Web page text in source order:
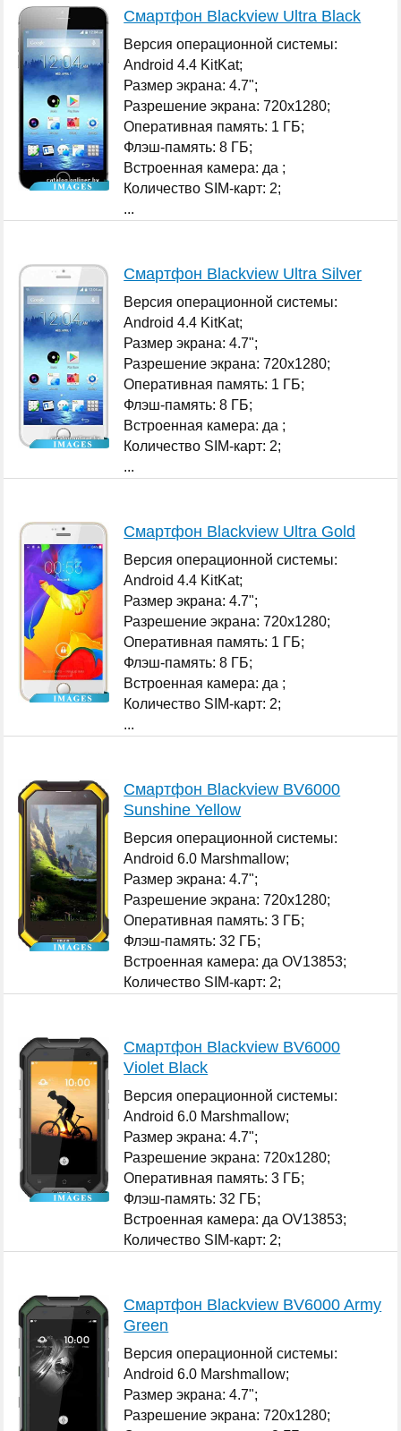
Смартфон Blackview Ultra Black
Версия операционной системы:
Android 4.4 KitKat;
Размер экрана: 4.7";
Разрешение экрана: 720x1280;
Оперативная память: 1 ГБ;
Флэш-память: 8 ГБ;
Встроенная камера: да ;
Количество SIM-карт: 2;
...
Смартфон Blackview Ultra Silver
Версия операционной системы:
Android 4.4 KitKat;
Размер экрана: 4.7";
Разрешение экрана: 720x1280;
Оперативная память: 1 ГБ;
Флэш-память: 8 ГБ;
Встроенная камера: да ;
Количество SIM-карт: 2;
...
Смартфон Blackview Ultra Gold
Версия операционной системы:
Android 4.4 KitKat;
Размер экрана: 4.7";
Разрешение экрана: 720x1280;
Оперативная память: 1 ГБ;
Флэш-память: 8 ГБ;
Встроенная камера: да ;
Количество SIM-карт: 2;
...
Смартфон Blackview BV6000
Sunshine Yellow
Версия операционной системы:
Android 6.0 Marshmallow;
Размер экрана: 4.7";
Разрешение экрана: 720x1280;
Оперативная память: 3 ГБ;
Флэш-память: 32 ГБ;
Встроенная камера: да OV13853;
Количество SIM-карт: 2;
Смартфон Blackview BV6000
Violet Black
Версия операционной системы:
Android 6.0 Marshmallow;
Размер экрана: 4.7";
Разрешение экрана: 720x1280;
Оперативная память: 3 ГБ;
Флэш-память: 32 ГБ;
Встроенная камера: да OV13853;
Количество SIM-карт: 2;
Смартфон Blackview BV6000 Army
Green
Версия операционной системы:
Android 6.0 Marshmallow;
Размер экрана: 4.7";
Разрешение экрана: 720x1280;